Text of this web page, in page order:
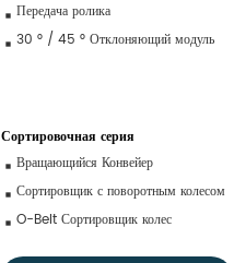
Передача ролика
30 ° / 45 ° Отклоняющий модуль
Сортировочная серия
Вращающийся Конвейер
Сортировщик с поворотным колесом
O-Belt Сортировщик колес